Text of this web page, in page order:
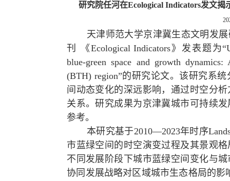
研究院任河在Ecological Indicators发文
天津师范大学京津冀生态文明发
刊 《Ecological Indicators》发表题为
blue-green space and growth dynamics:
(BTH) region”的研究论文。该研究系
间动态变化的深远影响，通过时空分
关系。研究成果为京津冀城市可持续
参考。
本研究基于2010—2023年时序
市蓝绿空间的时空演变过程及其景观
不同发展阶段下城市蓝绿空间变化与
协同发展战略对区域城市生态格局的影